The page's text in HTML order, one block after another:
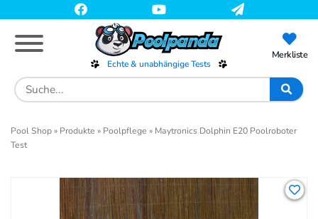
to
main
content
Echte & unabhängige Tests
Search
for:
Merkliste
Pool Shop» Produkte » Poolpflege » Maytronics Dolphin E20 Poolroboter
Test